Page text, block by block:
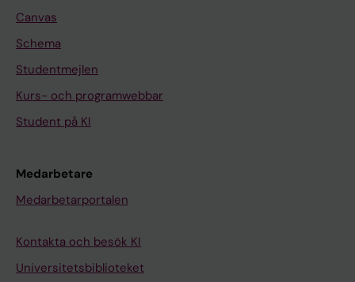
Canvas
Schema
Studentmejlen
Kurs- och programwebbar
Student på KI
Medarbetare
Medarbetarportalen
Kontakta och besök KI
Universitetsbiblioteket